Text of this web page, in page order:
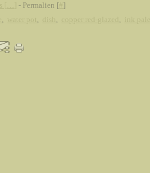
- Permalien [ ]
, , , ,